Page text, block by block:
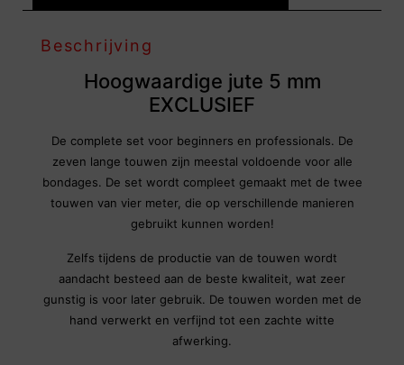
Beschrijving
Hoogwaardige jute 5 mm
EXCLUSIEF
De complete set voor beginners en professionals. De
zeven lange touwen zijn meestal voldoende voor alle
bondages. De set wordt compleet gemaakt met de twee
touwen van vier meter, die op verschillende manieren
gebruikt kunnen worden!
Zelfs tijdens de productie van de touwen wordt
aandacht besteed aan de beste kwaliteit, wat zeer
gunstig is voor later gebruik. De touwen worden met de
hand verwerkt en verfijnd tot een zachte witte
afwerking.